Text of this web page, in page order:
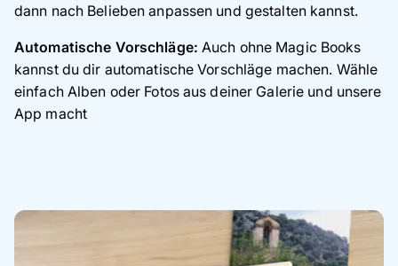
dann nach Belieben anpassen und gestalten kannst.
Automatische Vorschläge: Auch ohne Magic Books
kannst du dir automatische Vorschläge machen. Wähle
einfach Alben oder Fotos aus deiner Galerie und unsere
App macht